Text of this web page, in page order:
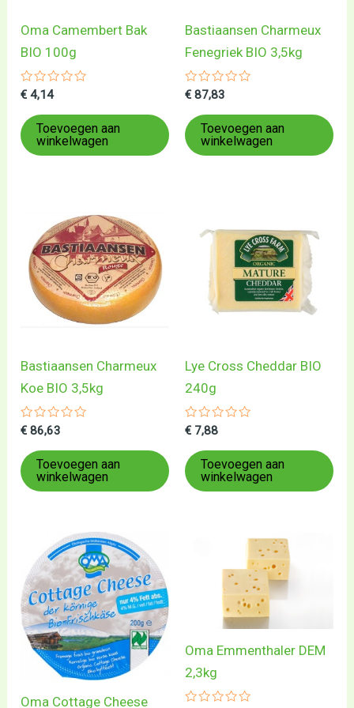
Oma Camembert Bak
BIO 100g
Gewaardeerd
uit
5
€ 4,14
Toevoegen aan
winkelwagen
Bastiaansen Charmeux
Fenegriek BIO 3,5kg
Gewaardeerd
uit
5
€ 87,83
Toevoegen aan
winkelwagen
Bastiaansen Charmeux
Koe BIO 3,5kg
Gewaardeerd
uit
5
€ 86,63
Toevoegen aan
winkelwagen
Lye Cross Cheddar BIO
240g
Gewaardeerd
uit
5
€ 7,88
Toevoegen aan
winkelwagen
Oma Cottage Cheese
Oma Emmenthaler DEM
2,3kg